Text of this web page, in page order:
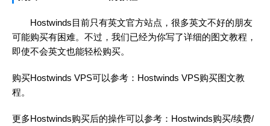
Hostwinds目前只有英文官方站点，很多英文不好的朋友
可能购买有困难。不过，我们已经为你写了详细的图文教程，
即使不会英文也能轻松购买。
购买Hostwinds VPS可以参考： Hostwinds VPS购买图文教
程。
更多Hostwinds购买后的操作可以参考： Hostwinds购买/续费/